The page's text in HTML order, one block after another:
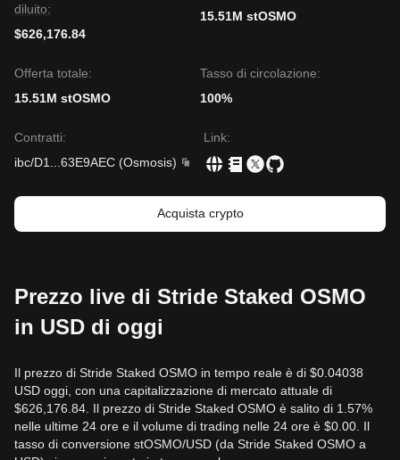
diluito:
$626,176.84
15.51M stOSMO
Offerta totale:
15.51M stOSMO
Tasso di circolazione:
100%
Contratti:
ibc/D1
63E9AEC (Osmosis)
Link:
Acquista crypto
Prezzo live di Stride Staked OSMO
in USD di oggi
Il prezzo di Stride Staked OSMO in tempo reale è di $0.04038
USD oggi, con una capitalizzazione di mercato attuale di
$626,176.84. Il prezzo di Stride Staked OSMO è salito di 1.57%
nelle ultime 24 ore e il volume di trading nelle 24 ore è $0.00. Il
tasso di conversione stOSMO/USD (da Stride Staked OSMO a